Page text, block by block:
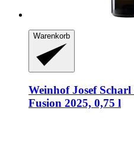
Warenkorb
Weinhof Josef Scharl
Fusion 2025, 0,75 l